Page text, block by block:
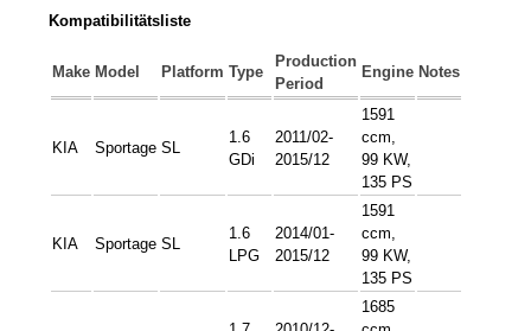
Kompatibilitätsliste
Make Model Platform Type
Production
Period
Engine Notes
KIA Sportage SL
1.6
GDi
2011/02-
2015/12
1591
ccm,
99 KW,
135 PS
KIA Sportage SL
1.6
LPG
2014/01-
2015/12
1591
ccm,
99 KW,
135 PS
1685